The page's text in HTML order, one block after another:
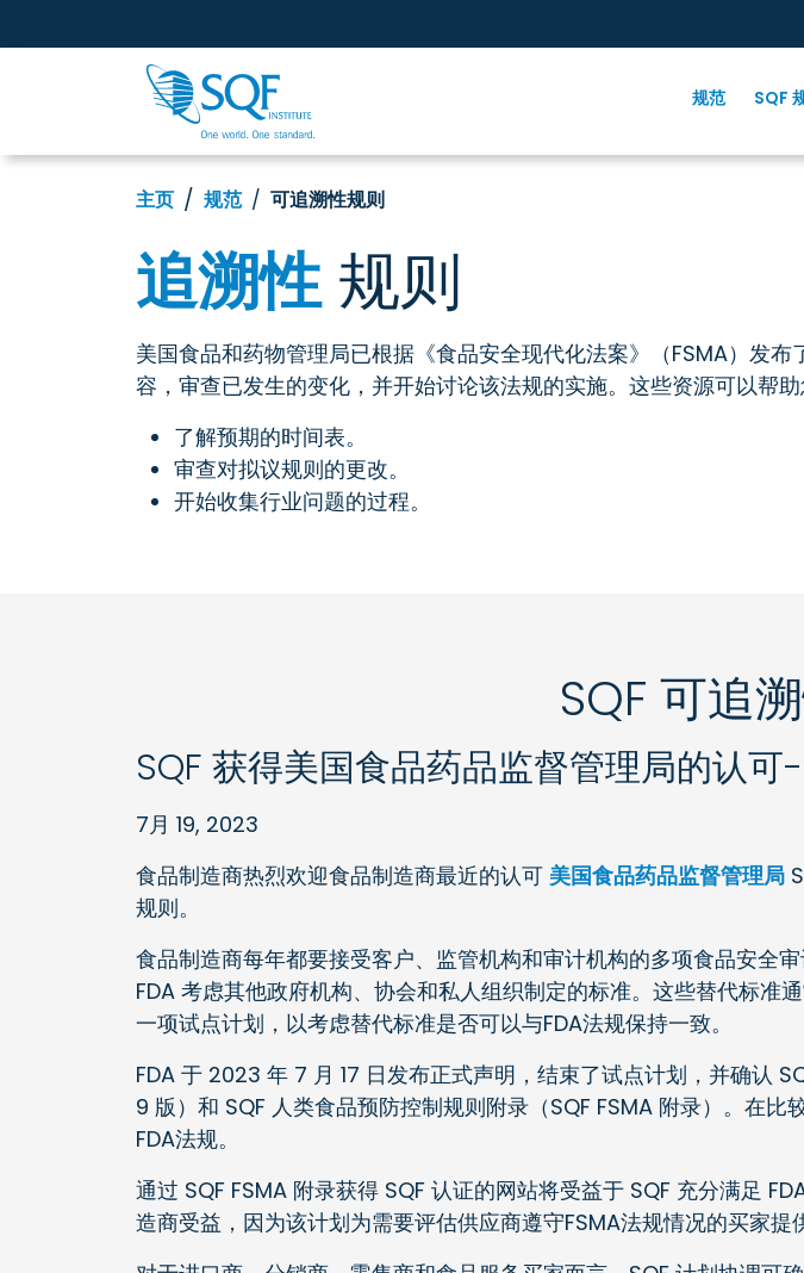
规范 SQF
主页 规范 可追溯性规则
追溯性规则
美国食品和药物管理局已根据《食品安全现代化法案》（FSMA）发
容，审查已发生的变化，并开始讨论该法规的实施。这些资源可以帮助
了解预期的时间表。
审查对拟议规则的更改。
开始收集行业问题的过程。
SQF 可追
SQF 获得美国食品药品监督管理局的认
7月 19, 2023
食品制造商热烈欢迎食品制造商最近的认可 美国食品药品监督管理局
规则。
食品制造商每年都要接受客户、监管机构和审计机构的多项食品安全
FDA 考虑其他政府机构、协会和私人组织制定的标准。这些替代标准
一项试点计划，以考虑替代标准是否可以与FDA法规保持一致。
FDA 于 2023 年 7 月 17 日发布正式声明，结束了试点计划，并确认
9 版）和 SQF 人类食品预防控制规则附录（SQF FSMA 附录）。在
FDA法规。
通过 SQF FSMA 附录获得 SQF 认证的网站将受益于 SQF 充分满足
造商受益，因为该计划为需要评估供应商遵守FSMA法规情况的买家提